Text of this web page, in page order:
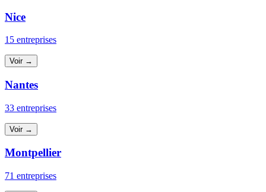
Nice
15 entreprises
Voir →
Nantes
33 entreprises
Voir →
Montpellier
71 entreprises